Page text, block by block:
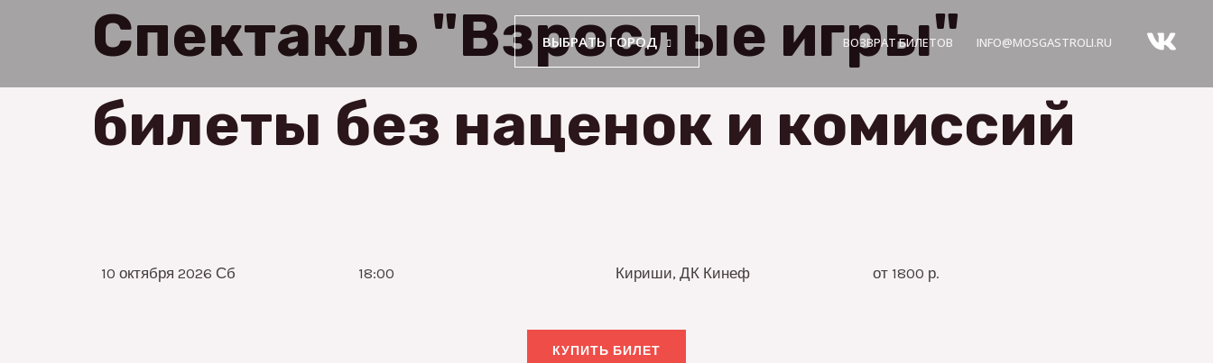
ВЫБРАТЬ ГОРОД ВОЗВРАТ БИЛЕТОВ INFO@MOSGASTROLI.RU
Спектакль "Взрослые игры"
билеты без наценок и комиссий
10 октября 2026 Сб 18:00 Кириши, ДК Кинеф от 1800 р.
КУПИТЬ БИЛЕТ